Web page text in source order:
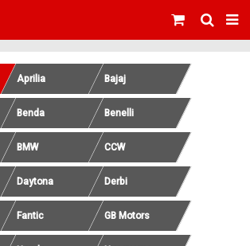
Aprilia Bajaj
Benda Benelli
BMW CCW
Daytona Derbi
Fantic GB Motors